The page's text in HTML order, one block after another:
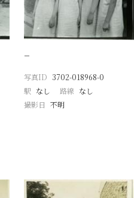
−
写真ID 3702-018968-0
駅 なし 路線 なし
撮影日 不明